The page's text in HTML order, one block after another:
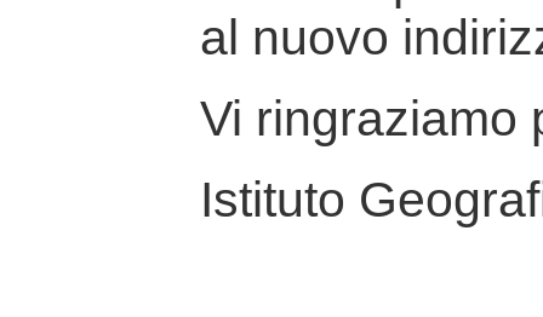
al nuovo
Vi ringraziamo
Istituto